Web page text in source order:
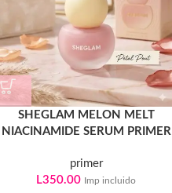
SHEGLAM MELON MELT
NIACINAMIDE SERUM PRIMER
primer
L350.00 Imp incluido